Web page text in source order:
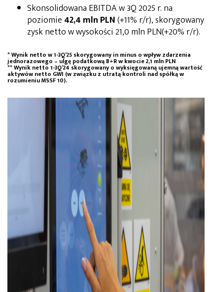
Skonsolidowana EBITDA w 3Q 2025 r. na
poziomie 42,4 mln PLN(+11% r/r), skorygowany
zysk netto w wysokości 21,0 mln PLN(+20% r/r).
* Wynik netto w 1-3Q’25 skorygowany in minus o wpływ zdarzenia
jednorazowego – ulgę podatkową B+R w kwocie 2,1 mln PLN
** Wynik netto 1-3Q’24 skorygowany o wyksięgowaną ujemną wartość
aktywów netto GWI (w związku z utratą kontroli nad spółką w
rozumieniu MSSF 10).